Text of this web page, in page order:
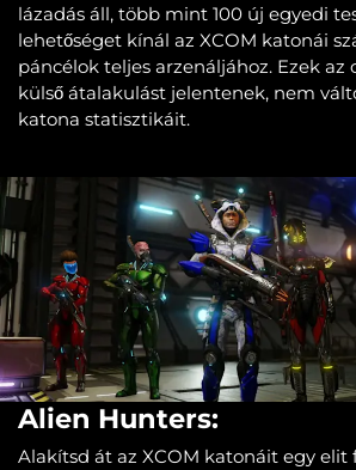
lázadás áll, több mint 100 új egyedi
lehetőséget kínál az XCOM katonái
páncélok teljes arzenáljához. Ezek az
külső átalakulást jelentenek, nem
katona statisztikáit.
Alien Hunters:
Alakítsd át az XCOM katonáit egy elit